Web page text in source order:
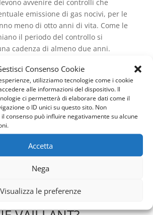
Consenso Cookie
utilizziamo tecnologie come i cookie
alle informazioni del dispositivo. Il
ci permetterà di elaborare dati come il
o ID unici su questo sito. Non
consenso può influire negativamente su alcune
Accetta
Nega
Visualizza le preferenze
avvenire dei controlli che
emissione di gas nocivi, per le
meno di otto anni di vita. Come le
il periodo del controllo si
cadenza di almeno due anni.
viene effettuata la verifica sulla
qualità del gas di scarico. E a
smaltimento dei fumi di scarico,
normativa UNI 11071 per quelle
che utilizzano gas combustibili e
termica inferiore ai 35Kw. In
sono previsti degli accorgimenti
i condensati, vengono ben
e dai prodotti del lavaggio e
così che non si debba provvedere
LE CALDAIE CHE